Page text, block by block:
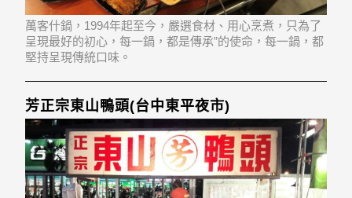
萬客什鍋，1994年起至今，嚴選食材、用心烹煮，只為了
呈現最好的初心，每一鍋，都是傳承”的使命，每一鍋，都
堅持呈現傳統口味。
芳正宗東山鴨頭(台中東平夜市)